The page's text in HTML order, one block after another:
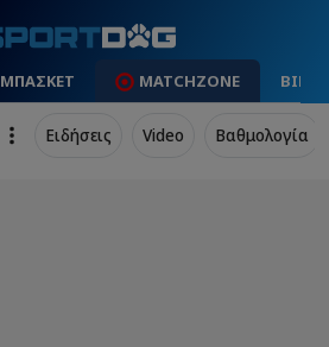
ΜΠΑΣΚΕΤ MATCHZONE
Ειδήσεις Video Βαθμολογία